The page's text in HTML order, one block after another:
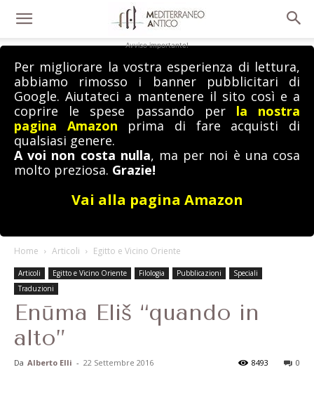
Avviso importante!
Per migliorare la vostra esperienza di lettura,
abbiamo rimosso i banner pubblicitari di
Google. Aiutateci a mantenere il sito così e a
coprire le spese passando per la nostra
pagina Amazon prima di fare acquisti di
qualsiasi genere.
A voi non costa nulla, ma per noi è una cosa
molto preziosa. Grazie!
Vai alla pagina Amazon
Home Articoli Egitto e Vicino Oriente
Articoli Egitto e Vicino Oriente Filologia Pubblicazioni
Speciali
Traduzioni
Enūma Eliš “quando in
alto”
Da Alberto Elli - 22 Settembre 2016 0
8493